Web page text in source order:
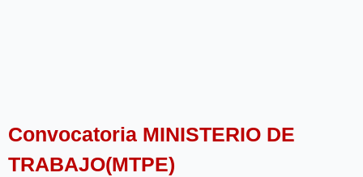
Convocatoria MINISTERIO DE
TRABAJO(MTPE)